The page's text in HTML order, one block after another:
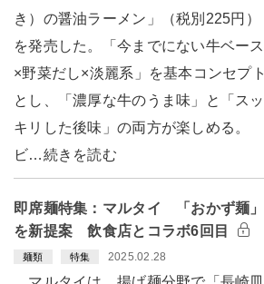
き）の醤油ラーメン」（税別225円）
を発売した。「今までにない牛ベース
×野菜だし×淡麗系」を基本コンセプト
とし、「濃厚な牛のうま味」と「スッ
キリした後味」の両方が楽しめる。
ビ…続きを読む
即席麺特集：マルタイ 「おかず麺」
を新提案 飲食店とコラボ6回目
麺類 特集 2025.02.28